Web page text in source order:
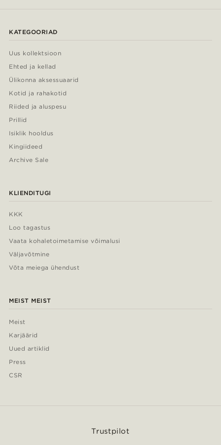
KATEGOORIAD
Uus kollektsioon
Ehted ja kellad
Ülikonna aksessuaarid
Kotid ja rahakotid
Riided ja aluspesu
Prillid
Isiklik hooldus
Kingiideed
Archive Sale
KLIENDITUGI
KKK
Loo tagastus
Vaata kohaletoimetamise võimalusi
Väljavõtmine
Võta meiega ühendust
MEIST MEIST
Meist
Karjäärid
Uued artiklid
Press
CSR
Trustpilot